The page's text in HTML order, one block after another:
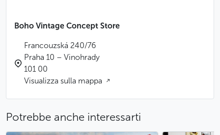
Boho Vintage Concept Store
Francouzská 240/76
Praha 10 – Vinohrady
101 00
Visualizza sulla mappa
Potrebbe anche interessarti